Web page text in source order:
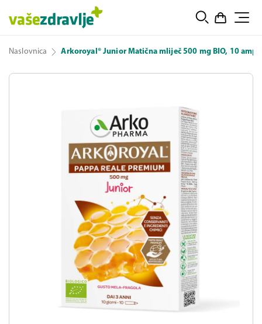
Naslovnica Arkoroyal® Junior Matična mliječ 500 mg BIO, 10